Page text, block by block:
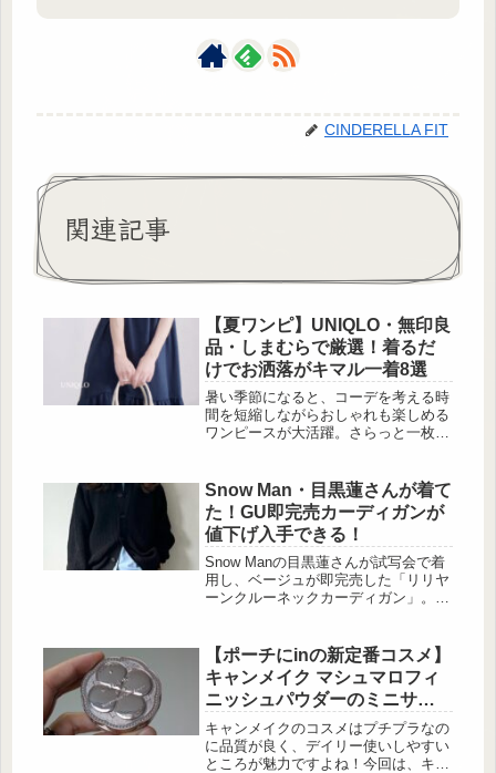
CINDERELLA FIT
関連記事
【夏ワンピ】UNIQLO・無印良
品・しまむらで厳選！着るだ
けでお洒落がキマル一着8選
暑い季節になると、コーデを考える時
間を短縮しながらおしゃれも楽しめる
ワンピースが大活躍。さらっと一枚で
のワードローブには欠かせない存在で
すよね。今回は、UNIQLO・無印良
品・しまむらで見つけた涼しげなワン
ピースをピックアップしました。毎日
のコーデに取り入れやすく、30代・40
代にもおすすめのアイテムばかりなの
で、ぜひお気に入りを見つけてみてく
ださい♡
Snow Man・目黒蓮さんが着て
た！GU即完売カーディガンが
値下げ入手できる！
Snow Manの目黒蓮さんが試写会で着
用し、ベージュが即完売した「リリヤ
ーンクルーネックカーディガン」。現
ちに早めのチェックがおすすめです。
目黒蓮さ […]
【ポーチにinの新定番コスメ】
キャンメイク マシュマロフィ
ニッシュパウダーのミニサイ
ズ登場！
キャンメイクのコスメはプチプラなの
に品質が良く、デイリー使いしやすい
ところが魅力ですよね！今回は、キャ